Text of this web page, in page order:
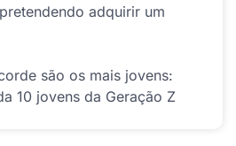
adquirir um
são os mais jovens:
10 jovens da Geração Z